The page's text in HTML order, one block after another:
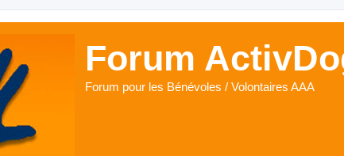
Forum
Forum pour les Bénévoles / Volontaires AAA